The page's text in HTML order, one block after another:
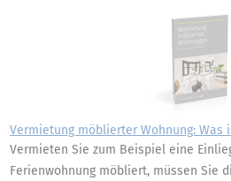
Vermietung möblierter Wohnung: Was
Vermieten Sie zum Beispiel eine
Ferienwohnung möbliert, müssen Sie